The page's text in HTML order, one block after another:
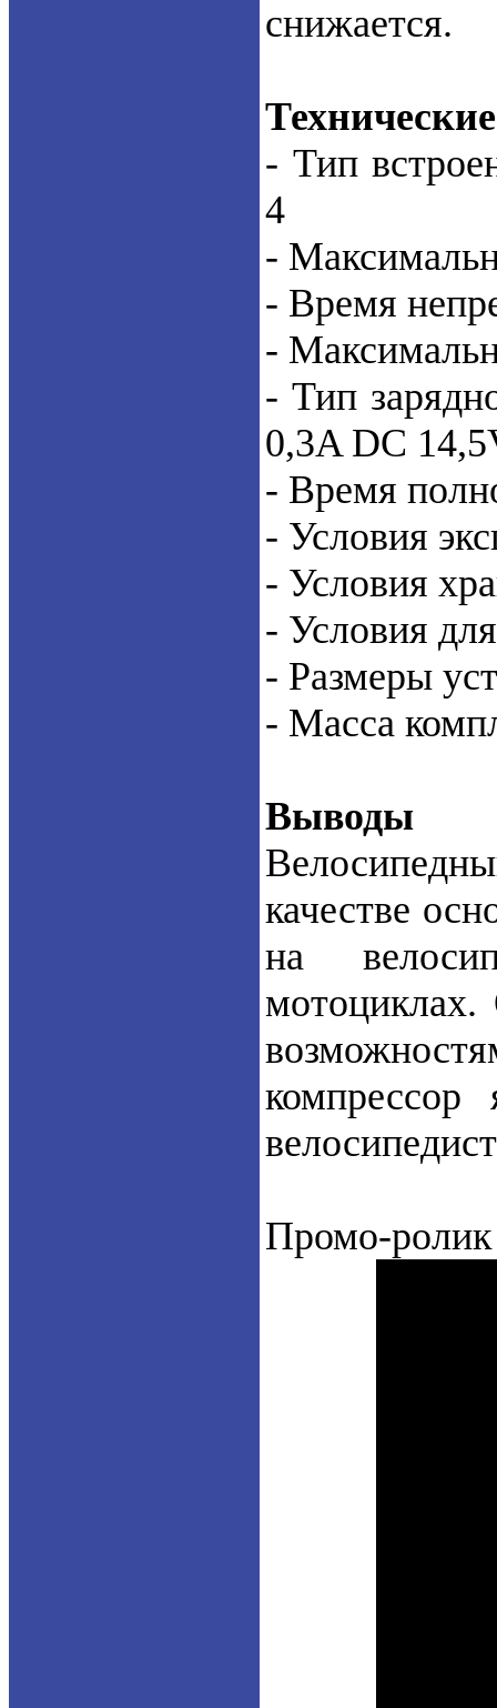
снижается.
- Тип
4
-
- Время
-
- Тип
0,3A DC
- Время
- Условия
- Условия
- Условия
- Размеры
- Масса
Выводы
качестве
на
Промо-